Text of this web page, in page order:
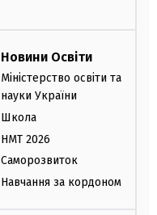
Новини Освіти
Міністерство освіти та
науки України
Школа
НМТ 2026
Саморозвиток
Навчання за кордоном